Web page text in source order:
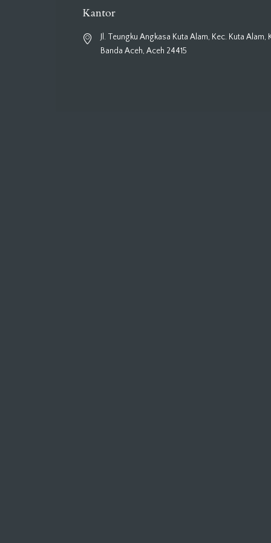
Kantor
Jl. Teungku Angkasa Kuta Alam, Kec. Kuta Alam,
Banda Aceh, Aceh 24415